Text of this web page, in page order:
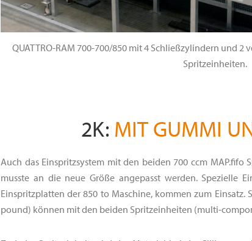
QUATTRO-RAM 700-700/850 mit 4 Schließzylindern und 2
Spritzeinheiten.
2K: MIT GUMMI
Auch das Einspritzsystem mit den beiden 700 ccm
musste an die neue Größe angepasst werden. Spezielle
Einspritzplatten der 850 to Maschine, kommen zum
pound) können mit den beiden Spritzeinheiten (multi-